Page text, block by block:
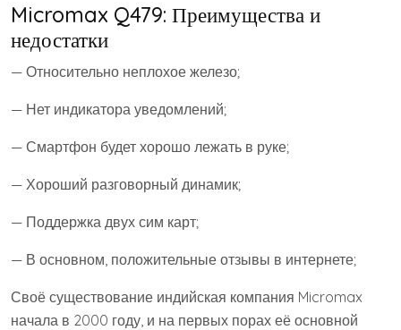
Micromax Q479: Преимущества и
недостатки
— Относительно неплохое железо;
— Нет индикатора уведомлений;
— Смартфон будет хорошо лежать в руке;
— Хороший разговорный динамик;
— Поддержка двух сим карт;
— В основном, положительные отзывы в интернете;
Своё существование индийская компания Micromax
начала в 2000 году, и на первых порах её основной